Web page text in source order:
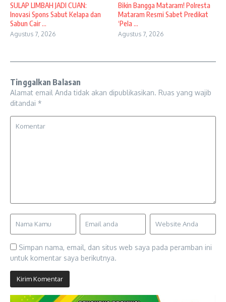
SULAP LIMBAH JADI CUAN:
Inovasi Spons Sabut Kelapa dan
Sabun Cair ...
Agustus 7, 2026
Bikin Bangga Mataram! Polresta
Mataram Resmi Sabet Predikat
‘Pela ...
Agustus 7, 2026
Tinggalkan Balasan
Alamat email Anda tidak akan dipublikasikan. Ruas yang wajib
ditandai *
Simpan nama, email, dan situs web saya pada peramban ini
untuk komentar saya berikutnya.